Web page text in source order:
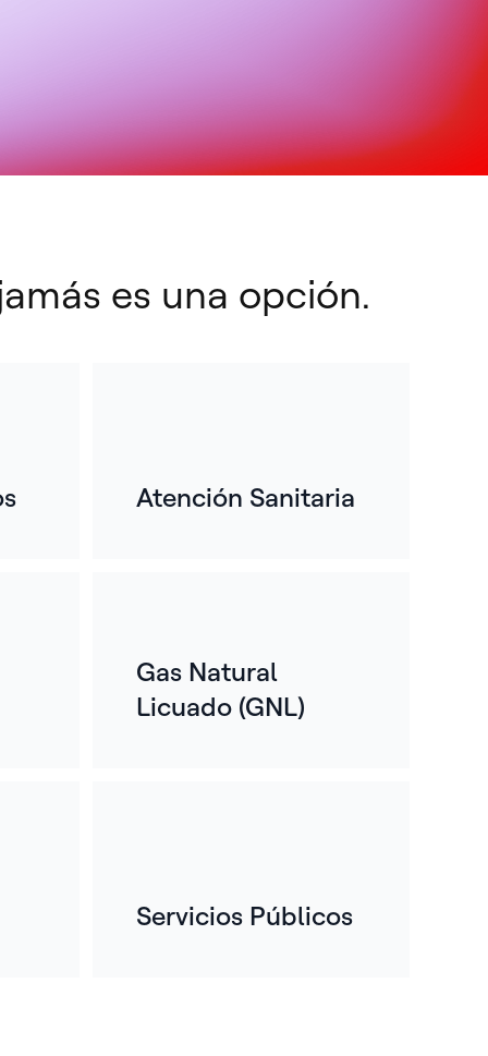
más de un siglo, hemos
los desafíos más apremiantes
industrias donde el fracaso tiene
es una opción.
Atención Sanitaria
Gas Natural
Licuado (GNL)
Servicios Públicos